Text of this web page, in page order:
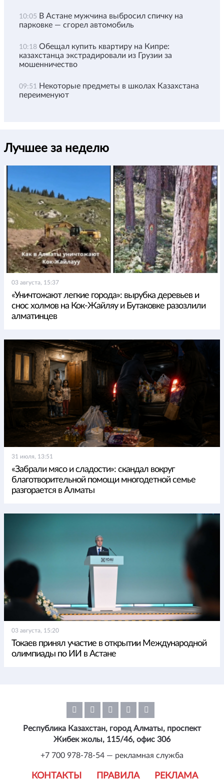
10:05 В Астане мужчина выбросил спичку на
парковке — сгорел автомобиль
10:18 Обещал купить квартиру на Кипре:
казахстанца экстрадировали из Грузии за
мошенничество
09:51 Некоторые предметы в школах Казахстана
переименуют
Лучшее за неделю
03 августа, 15:37
«Уничтожают легкие города»: вырубка деревьев и
снос холмов на Кок-Жайляу и Бутаковке разозлили
алматинцев
31 июля, 13:51
«Забрали мясо и сладости»: скандал вокруг
благотворительной помощи многодетной семье
разгорается в Алматы
03 августа, 15:20
Токаев принял участие в открытии Международной
олимпиады по ИИ в Астане
КОНТАКТЫ ПРАВИЛА РЕКЛАМА
Республика Казахстан, город Алматы, проспект
Жибек жолы, 115/46, офис 306
+7 700 978-78-54 — рекламная служба